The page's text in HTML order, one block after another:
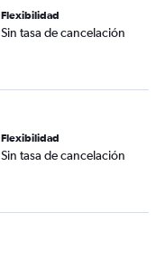
Flexibilidad
Sin tasa de cancelación
Flexibilidad
Sin tasa de cancelación